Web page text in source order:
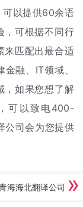
可以提供60余语
，可根据不同行
来匹配出最合适
融、IT领域、
，如果您想了解
可以致电400-
公司会为您提供
海海北翻译公司